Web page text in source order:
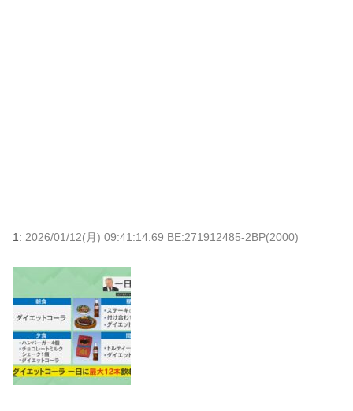
1: 2026/01/12(月) 09:41:14.69 BE:271912485-2BP(2000)